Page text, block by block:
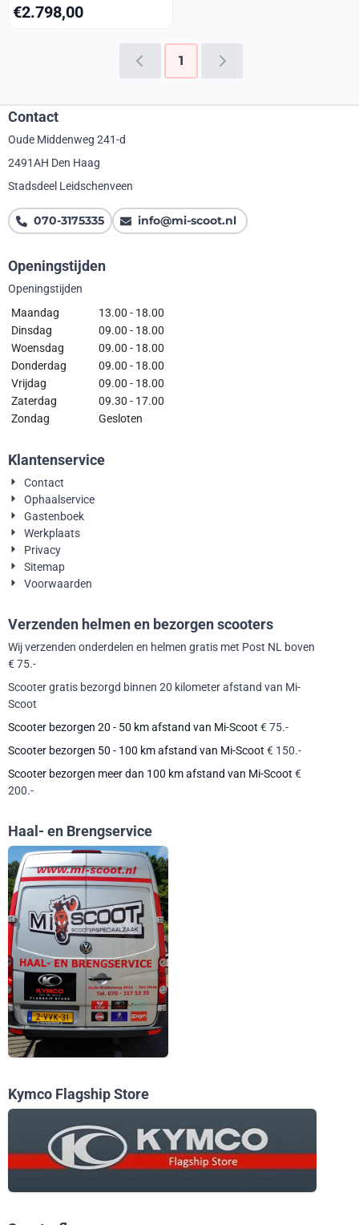
Prijs: 2 798,00
€2.798,00
1
Contact
Oude Middenweg 241-d
2491AH Den Haag
Stadsdeel Leidschenveen
070-3175335 info@mi-scoot.nl
Openingstijden
Openingstijden
Maandag
13.00 - 18.00
Dinsdag
09.00 - 18.00
Woensdag
09.00 - 18.00
Donderdag
09.00 - 18.00
Vrijdag
09.00 - 18.00
Zaterdag
09.30 - 17.00
Zondag
Gesloten
Klantenservice
Contact
Ophaalservice
Gastenboek
Werkplaats
Privacy
Sitemap
Voorwaarden
Verzenden helmen en bezorgen scooters
Wij verzenden onderdelen en helmen gratis met Post NL boven
€ 75.-
Scooter gratis bezorgd binnen 20 kilometer afstand van Mi-
Scoot
Scooter bezorgen 20 - 50 km afstand van Mi-Scoot € 75.-
Scooter bezorgen 50 - 100 km afstand van Mi-Scoot € 150.-
Scooter bezorgen meer dan 100 km afstand van Mi-Scoot €
200.-
Haal- en Brengservice
Kymco Flagship Store